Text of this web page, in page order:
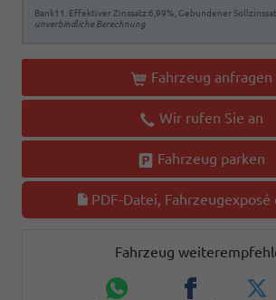
Bank11. Effektiver Zinssatz:6,99%, Gebundener
unverbindliche Berechnung
Fahrzeug anfragen
Wir rufen Sie an
Fahrzeug parken
PDF-Datei, Fahrzeugexposé
Fahrzeug